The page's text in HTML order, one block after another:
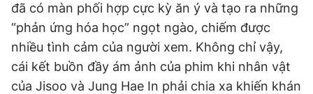
đã có màn phối hợp cực kỳ ăn ý và tạo ra những
“phản ứng hóa học” ngọt ngào, chiếm được
nhiều tình cảm của người xem. Không chỉ vậy,
cái kết buồn đầy ám ảnh của phim khi nhân vật
của Jisoo và Jung Hae In phải chia xa khiến khán